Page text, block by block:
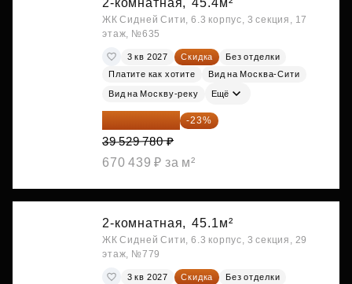
2-комнатная, 45.4м²
ЖК Сидней Сити, 6.3 корпус, 3 секция, 17
этаж, №635
3 кв 2027 Скидка
Без отделки
Платите как хотите
Вид на Москва-Сити
Вид на Москву-реку Ещё
30 437 931 ₽ -23%
39 529 780 ₽
670 439 ₽ за м²
2-комнатная, 45.1м²
ЖК Сидней Сити, 6.3 корпус, 3 секция, 29
этаж, №779
3 кв 2027 Скидка Без отделки